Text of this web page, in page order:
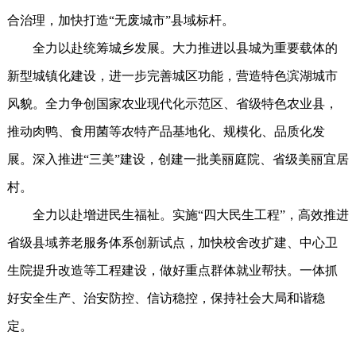
合治理，加快打造“无废城市”县域标杆。
全力以赴统筹城乡发展。大力推进以县城为重要载体的
新型城镇化建设，进一步完善城区功能，营造特色滨湖城市
风貌。全力争创国家农业现代化示范区、省级特色农业县，
推动肉鸭、食用菌等农特产品基地化、规模化、品质化发
展。深入推进“三美”建设，创建一批美丽庭院、省级美丽宜居
村。
全力以赴增进民生福祉。实施“四大民生工程”，高效推进
省级县域养老服务体系创新试点，加快校舍改扩建、中心卫
生院提升改造等工程建设，做好重点群体就业帮扶。一体抓
好安全生产、治安防控、信访稳控，保持社会大局和谐稳
定。